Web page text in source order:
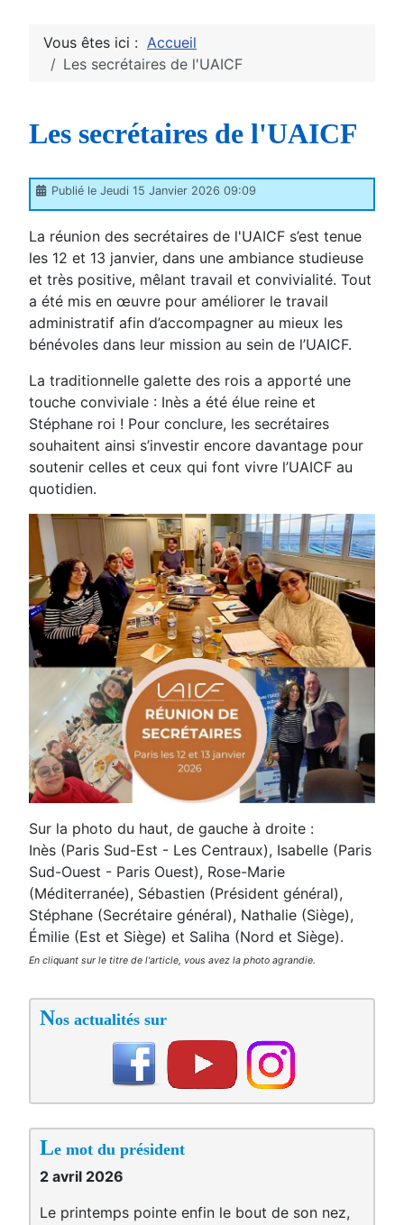
Vous êtes ici : Accueil
Les secrétaires de l'UAICF
Nos actualités sur
Le mot du président
2 avril 2026
Le printemps pointe enfin le bout de son nez,
Les secrétaires de l'UAICF
Publié le Jeudi 15 Janvier 2026 09:09
La réunion des secrétaires de l'UAICF s’est tenue
les 12 et 13 janvier, dans une ambiance studieuse
et très positive, mêlant travail et convivialité. Tout
a été mis en œuvre pour améliorer le travail
administratif afin d’accompagner au mieux les
bénévoles dans leur mission au sein de l’UAICF.
La traditionnelle galette des rois a apporté une
touche conviviale : Inès a été élue reine et
Stéphane roi ! Pour conclure, les secrétaires
souhaitent ainsi s’investir encore davantage pour
soutenir celles et ceux qui font vivre l’UAICF au
quotidien.
Sur la photo du haut, de gauche à droite :
Inès (Paris Sud-Est - Les Centraux), Isabelle (Paris
Sud-Ouest - Paris Ouest), Rose-Marie
(Méditerranée), Sébastien (Président général),
Stéphane (Secrétaire général), Nathalie (Siège),
Émilie (Est et Siège) et Saliha (Nord et Siège).
En cliquant sur le titre de l'article, vous avez la photo agrandie.